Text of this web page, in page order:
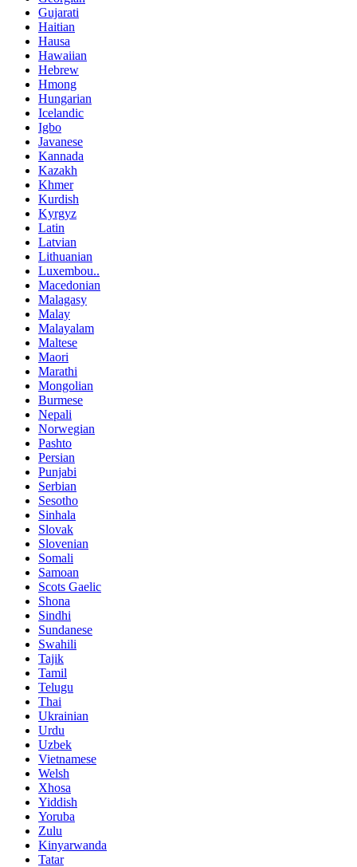
Gujarati
Haitian
Hausa
Hawaiian
Hebrew
Hmong
Hungarian
Icelandic
Igbo
Javanese
Kannada
Kazakh
Khmer
Kurdish
Kyrgyz
Latin
Latvian
Lithuanian
Luxembou..
Macedonian
Malagasy
Malay
Malayalam
Maltese
Maori
Marathi
Mongolian
Burmese
Nepali
Norwegian
Pashto
Persian
Punjabi
Serbian
Sesotho
Sinhala
Slovak
Slovenian
Somali
Samoan
Scots Gaelic
Shona
Sindhi
Sundanese
Swahili
Tajik
Tamil
Telugu
Thai
Ukrainian
Urdu
Uzbek
Vietnamese
Welsh
Xhosa
Yiddish
Yoruba
Zulu
Kinyarwanda
Tatar